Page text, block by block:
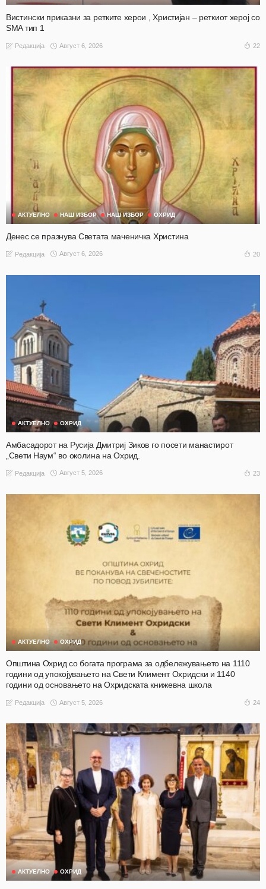
Вистински приказни за ретките херои , Христијан – реткиот херој со
SMA тип 1
Редакција Август 6, 2026 22
АКТУЕЛНО НАШ ИЗБОР НАШ ИЗБОР ОХРИД
Денес се празнува Светата маченичка Христина
Редакција Август 6, 2026 20
АКТУЕЛНО ОХРИД
Амбасадорот на Русија Дмитриј Зиков го посети манастирот
„Свети Наум“ во околина на Охрид.
Редакција Август 5, 2026 23
АКТУЕЛНО ОХРИД
Општина Охрид со богата програма за одбележувањето на 1110
години од упокојувањето на Свети Климент Охридски и 1140
години од основањето на Охридската книжевна школа
Редакција Август 5, 2026 24
АКТУЕЛНО ОХРИД